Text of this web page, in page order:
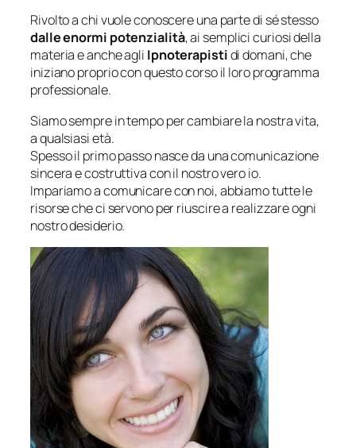
Rivolto a chi vuole conoscere una parte di sé stesso
dalle enormi potenzialità, ai semplici curiosi della
materia e anche agli Ipnoterapistidi domani, che
iniziano proprio con questo corso il loro programma
professionale.
Siamo sempre in tempo per cambiare la nostra vita,
a qualsiasi età.
Spesso il primo passo nasce da una comunicazione
sincera e costruttiva con il nostro vero io.
Impariamo a comunicare con noi, abbiamo tutte le
risorse che ci servono per riuscire a realizzare ogni
nostro desiderio.